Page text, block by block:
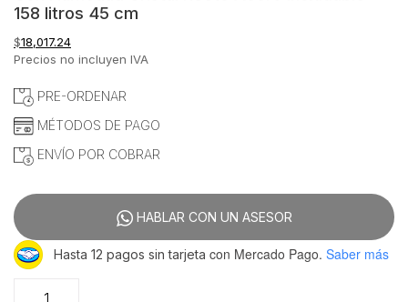
158 litros 45 cm
$18,017.24
Precios no incluyen IVA
PRE-ORDENAR
MÉTODOS DE PAGO
ENVÍO POR COBRAR
HABLAR CON UN ASESOR
Hasta 12 pagos sin tarjeta con Mercado Pago. Saber más